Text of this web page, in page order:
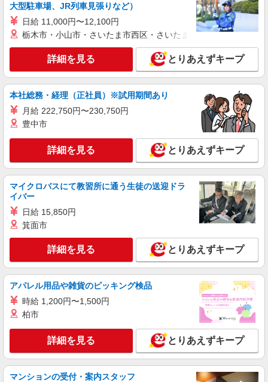
(試用期間2ヶ月) 残業が発生した場合、残業代を1
分単位で別途支給します。
特別養護老人ホームひょうたん村 （栃木県宇
都宮市屋板町１２６ー１１）
キープ 詳細を見る
アルバイト パート
コンパスグループ・ジャパン株式会社 39577_p
NEW
調理師【アルバイト・パート】
(試用期間2ヶ月) 残業が発生した場合、残業代を1
分単位で別途支給します。
ＪＣＨＯうつのみや病院 （栃木県宇都宮市南
高砂町11-17）
キープ 詳細を見る
アルバイト パート
コンパスグループ・ジャパン株式会社 39577_p
NEW
調理員【アルバイト・パート】
時給1,400円以上 試用期間中 時給1,400円以上
(試用期間2ヶ月) 残業が発生した場合、残業代を1
分単位で別途支給します。
ＪＣＨＯうつのみや病院 （栃木県宇都宮市南
詳細を見る
コンパスグループ・ジャパン株式会社 39298_p
NEW
調理員【アルバイト・パート】
大型駐車場、JR列車見張りなど）
日給 11,000円〜12,100円
栃木市・小山市・さいたま市西区・さいたま市岩槻区・久喜市・
詳細を見る とりあえずキープ
本社総務・経理（正社員）※試用期間あり
月給 222,750円〜230,750円
豊中市
詳細を見る とりあえずキープ
マイクロバスにて教習所に通う生徒の送迎ドラ
イバー
日給 15,850円
箕面市
詳細を見る とりあえずキープ
アパレル用品や雑貨のピッキング検品
時給 1,200円〜1,500円
柏市
詳細を見る とりあえずキープ
マンションの受付・案内スタッフ